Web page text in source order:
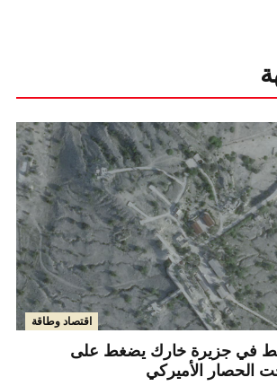
اقتصاد وطاقة
في جزيرة خارك يضغط على
الحصار الأميركي